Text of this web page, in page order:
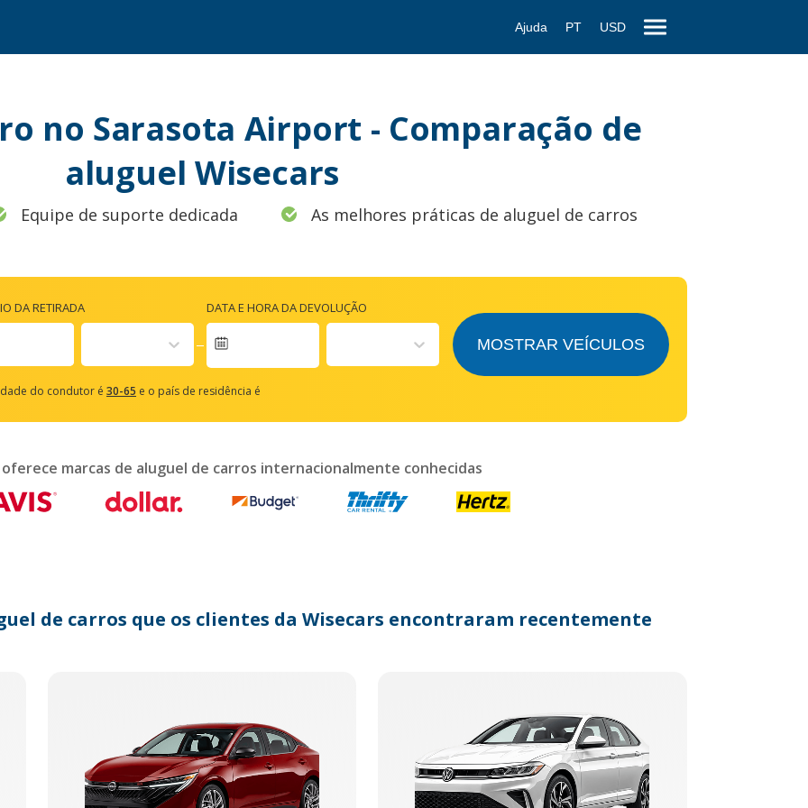
Ajuda PT USD
no Sarasota Airport - Comparação de
aluguel Wisecars
Equipe de suporte dedicada As melhores práticas de aluguel de carros
DA RETIRADA DATA E HORA DA DEVOLUÇÃO
do condutor é30-65 e o país de residência é
MOSTRAR VEÍCULOS
oferece marcas de aluguel de carros internacionalmente conhecidas
de carros que os clientes da Wisecars encontraram recentemente